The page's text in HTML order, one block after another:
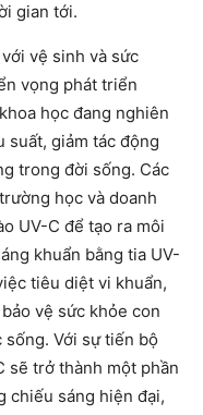
gian tới.
vệ sinh và sức
vọng phát triển
học đang nghiên
suất, giảm tác động
trong đời sống. Các
học và doanh
UV-C để tạo ra môi
khuẩn bằng tia UV-
tiêu diệt vi khuẩn,
vệ sức khỏe con
Với sự tiến bộ
sẽ trở thành một phần
chiếu sáng hiện đại,